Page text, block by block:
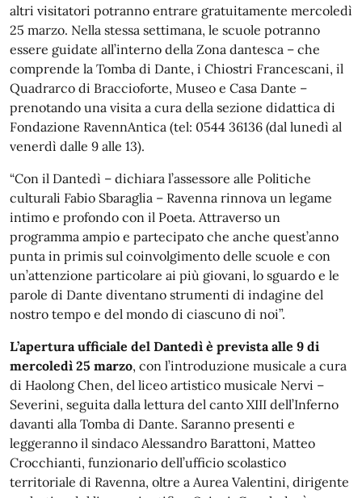
altri visitatori potranno entrare gratuitamente mercoledì
25 marzo. Nella stessa settimana, le scuole potranno
essere guidate all’interno della Zona dantesca – che
comprende la Tomba di Dante, i Chiostri Francescani, il
Quadrarco di Braccioforte, Museo e Casa Dante –
prenotando una visita a cura della sezione didattica di
Fondazione RavennAntica (tel: 0544 36136 (dal lunedì al
venerdì dalle 9 alle 13).
“Con il Dantedì – dichiara l’assessore alle Politiche
culturali Fabio Sbaraglia – Ravenna rinnova un legame
intimo e profondo con il Poeta. Attraverso un
programma ampio e partecipato che anche quest’anno
punta in primis sul coinvolgimento delle scuole e con
un’attenzione particolare ai più giovani, lo sguardo e le
parole di Dante diventano strumenti di indagine del
nostro tempo e del mondo di ciascuno di noi”.
L’apertura ufficiale del Dantedì è prevista alle 9 di
mercoledì 25 marzo, con l’introduzione musicale a cura
di Haolong Chen, del liceo artistico musicale Nervi –
Severini, seguita dalla lettura del canto XIII dell’Inferno
davanti alla Tomba di Dante. Saranno presenti e
leggeranno il sindaco Alessandro Barattoni, Matteo
Crocchianti, funzionario dell’ufficio scolastico
territoriale di Ravenna, oltre a Aurea Valentini, dirigente